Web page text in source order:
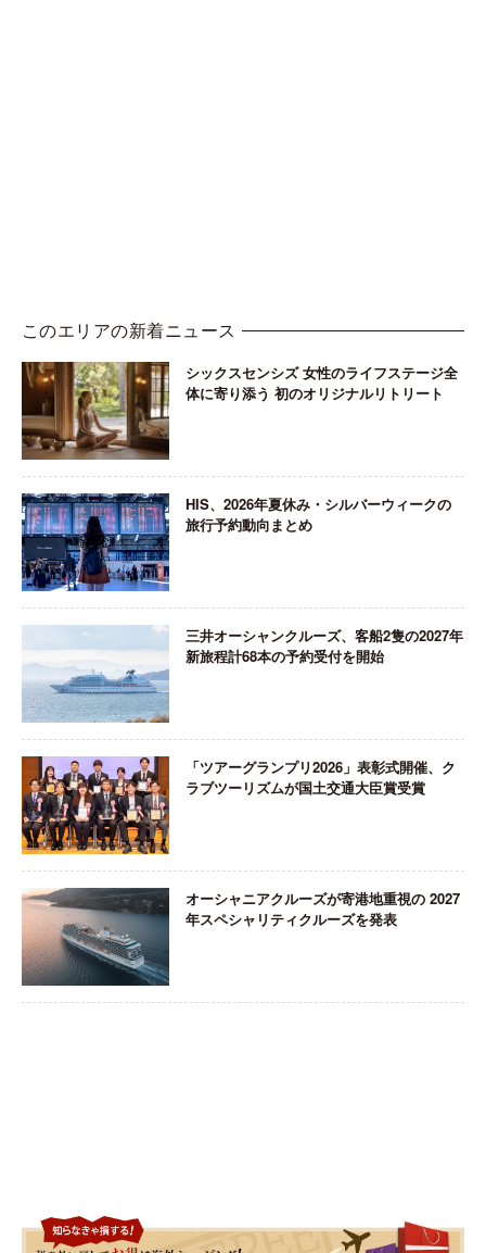
このエリアの新着ニュース
シックスセンシズ 女性のライフステージ全
体に寄り添う 初のオリジナルリトリート
HIS、2026年夏休み・シルバーウィークの
旅行予約動向まとめ
三井オーシャンクルーズ、客船2隻の2027年
新旅程計68本の予約受付を開始
「ツアーグランプリ2026」表彰式開催、ク
ラブツーリズムが国土交通大臣賞受賞
オーシャニアクルーズが寄港地重視の 2027
年スペシャリティクルーズを発表